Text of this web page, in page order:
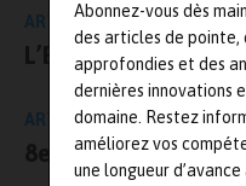
Abonnez-vous dès
des articles de pointe,
approfondies et des
dernières innovations
domaine. Restez
améliorez vos
une longueur
ARTICLE PRÉCÉDENT
L’ENSMA rejoint le
ARTICLE SUIVANT
8e journée de